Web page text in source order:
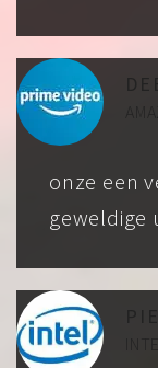
onze een
geweldige